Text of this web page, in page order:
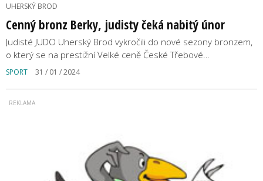
UHERSKÝ BROD
Cenný bronz Berky, judisty čeká nabitý únor
Judisté JUDO Uherský Brod vykročili do nové sezony bronzem,
o který se na prestižní Velké ceně České Třebové…
SPORT 31 / 01 / 2024